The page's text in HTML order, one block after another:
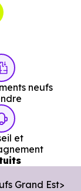
km, soit 11 min
km, soit 15 min
à pied
0 min en
neufs
et
Grand Est